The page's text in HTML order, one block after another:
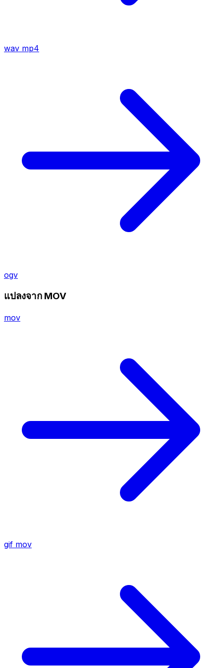
wav mp4
ogv
แปลงจาก MOV
mov
gif mov